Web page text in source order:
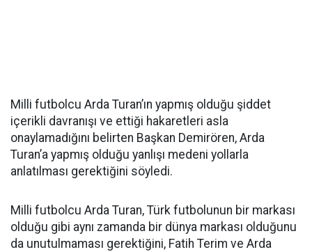
Milli futbolcu Arda Turan’ın yapmış olduğu şiddet
içerikli davranışı ve ettiği hakaretleri asla
onaylamadığını belirten Başkan Demirören, Arda
Turan’a yapmış olduğu yanlışı medeni yollarla
anlatılması gerektiğini söyledi.
Milli futbolcu Arda Turan, Türk futbolunun bir markası
olduğu gibi aynı zamanda bir dünya markası olduğunu
da unutulmaması gerektiğini, Fatih Terim ve Arda